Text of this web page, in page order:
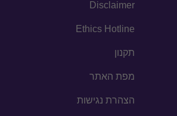
Disclaimer
Ethics Hotline
תקנון
מפת האתר
הצהרת נגישות